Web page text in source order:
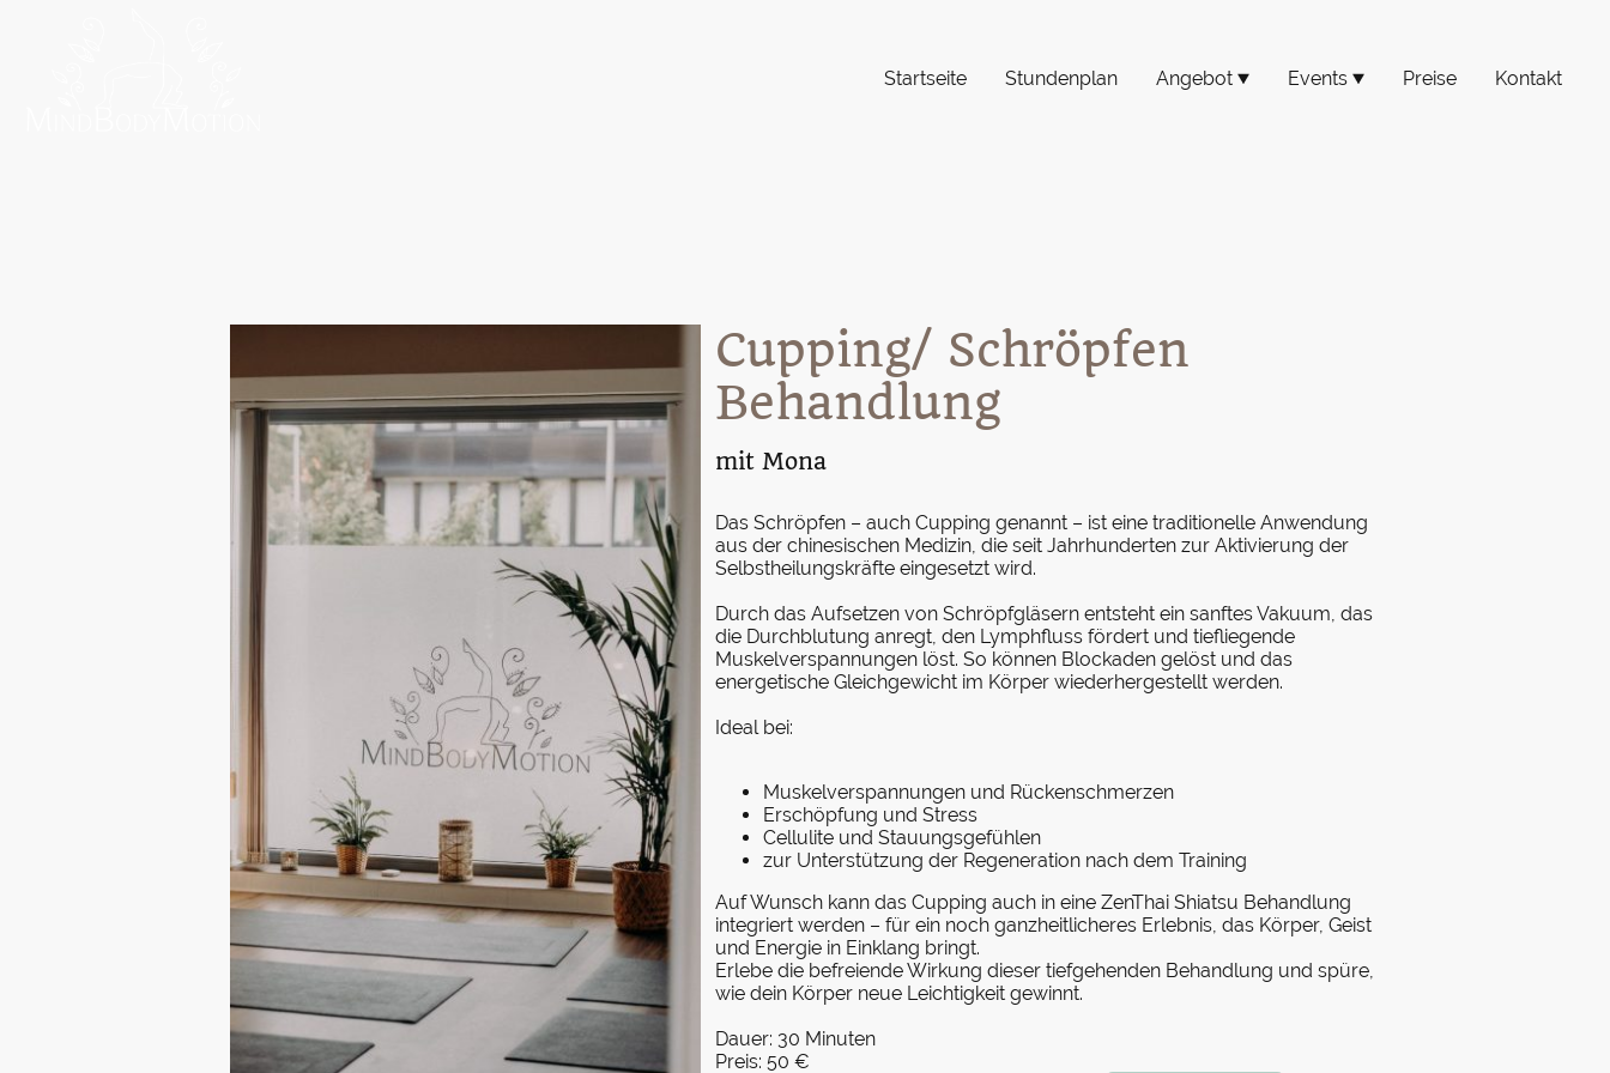
Startseite Stundenplan Angebot Events Preise Kontakt
Cupping/ Schröpfen
Behandlung
mit Mona
Das Schröpfen – auch Cupping genannt – ist eine traditionelle Anwendung
aus der chinesischen Medizin, die seit Jahrhunderten zur Aktivierung der
Selbstheilungskräfte eingesetzt wird.
Durch das Aufsetzen von Schröpfgläsern entsteht ein sanftes Vakuum, das
die Durchblutung anregt, den Lymphfluss fördert und tiefliegende
Muskelverspannungen löst. So können Blockaden gelöst und das
energetische Gleichgewicht im Körper wiederhergestellt werden.
Ideal bei:
Muskelverspannungen und Rückenschmerzen
Erschöpfung und Stress
Cellulite und Stauungsgefühlen
zur Unterstützung der Regeneration nach dem Training
Auf Wunsch kann das Cupping auch in eine ZenThai Shiatsu Behandlung
integriert werden – für ein noch ganzheitlicheres Erlebnis, das Körper, Geist
und Energie in Einklang bringt.
Erlebe die befreiende Wirkung dieser tiefgehenden Behandlung und spüre,
wie dein Körper neue Leichtigkeit gewinnt.
Dauer: 30 Minuten
Preis: 50 €